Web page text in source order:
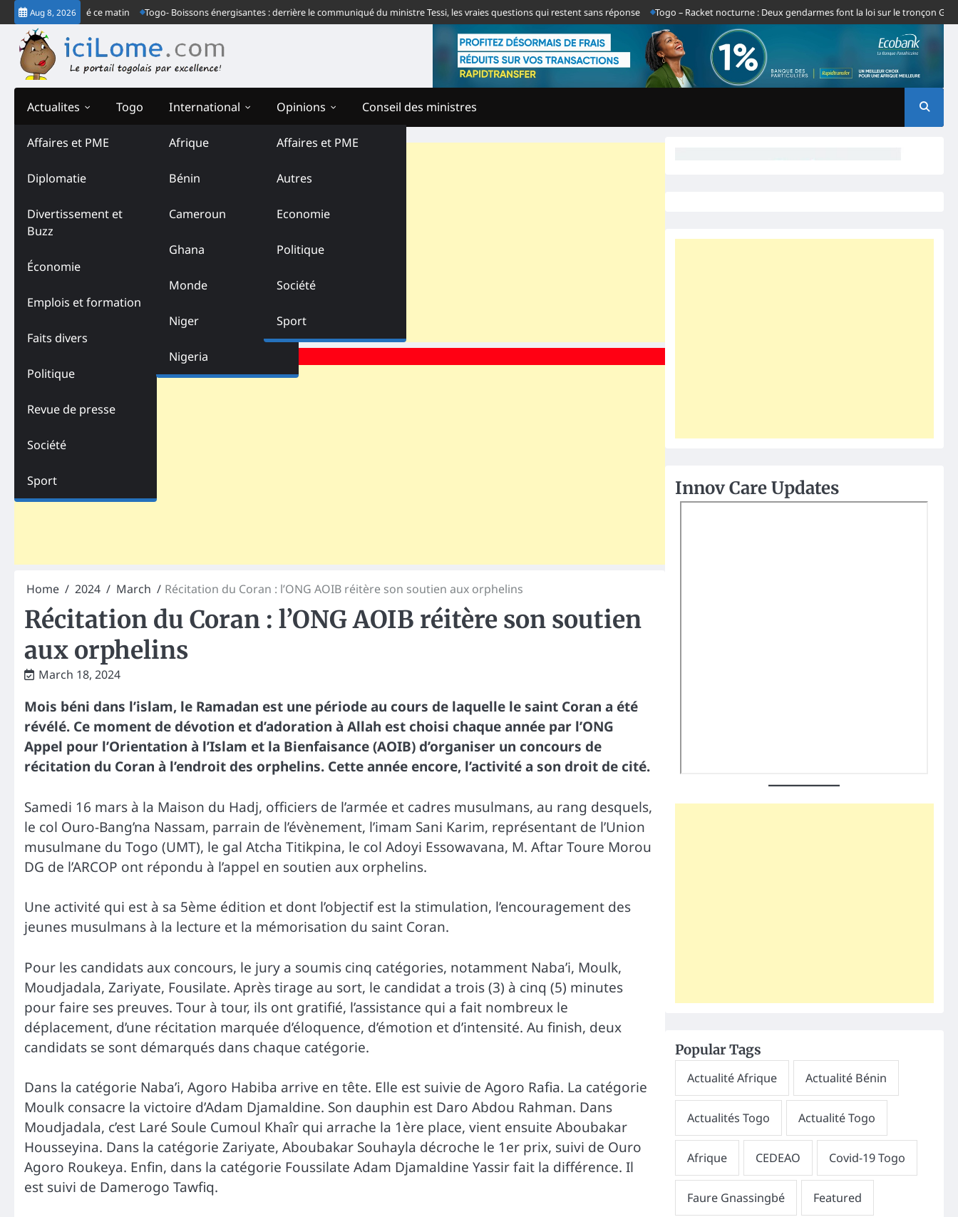
Skip
to
content
Aug 8, 2026
à Lomé ce matin Togo- Boissons énergisantes : derrière le communiqué du ministre Tessi, les vraies questions qui restent sans réponse Togo – Racket nocturne : Deux gendarmes font la loi sur le tronçon Gbatope-
Actualites
Affaires et PME
Diplomatie
Divertissement et
Buzz
Économie
Emplois et formation
Faits divers
Politique
Revue de presse
Société
Sport
Togo International
Afrique
Bénin
Cameroun
Ghana
Monde
Niger
Nigeria
Opinions
Affaires et PME
Autres
Economie
Politique
Société
Sport
Conseil des ministres
Home 2024 March Récitation du Coran : l’ONG AOIB réitère son soutien aux orphelins
Récitation du Coran : l’ONG AOIB réitère son soutien
aux orphelins
March 18, 2024
Mois béni dans l’islam, le Ramadan est une période au cours de laquelle le saint Coran a été
révélé. Ce moment de dévotion et d’adoration à Allah est choisi chaque année par l’ONG
Appel pour l’Orientation à l’Islam et la Bienfaisance (AOIB) d’organiser un concours de
récitation du Coran à l’endroit des orphelins. Cette année encore, l’activité a son droit de cité.
Samedi 16 mars à la Maison du Hadj, officiers de l’armée et cadres musulmans, au rang desquels,
le col Ouro-Bang’na Nassam, parrain de l’évènement, l’imam Sani Karim, représentant de l’Union
musulmane du Togo (UMT), le gal Atcha Titikpina, le col Adoyi Essowavana, M. Aftar Toure Morou
DG de l’ARCOP ont répondu à l’appel en soutien aux orphelins.
Une activité qui est à sa 5ème édition et dont l’objectif est la stimulation, l’encouragement des
jeunes musulmans à la lecture et la mémorisation du saint Coran.
Pour les candidats aux concours, le jury a soumis cinq catégories, notamment Naba’i, Moulk,
Moudjadala, Zariyate, Fousilate. Après tirage au sort, le candidat a trois (3) à cinq (5) minutes
pour faire ses preuves. Tour à tour, ils ont gratifié, l’assistance qui a fait nombreux le
déplacement, d’une récitation marquée d’éloquence, d’émotion et d’intensité. Au finish, deux
candidats se sont démarqués dans chaque catégorie.
Dans la catégorie Naba’i, Agoro Habiba arrive en tête. Elle est suivie de Agoro Rafia. La catégorie
Moulk consacre la victoire d’Adam Djamaldine. Son dauphin est Daro Abdou Rahman. Dans
Moudjadala, c’est Laré Soule Cumoul Khaîr qui arrache la 1ère place, vient ensuite Aboubakar
Housseyina. Dans la catégorie Zariyate, Aboubakar Souhayla décroche le 1er prix, suivi de Ouro
Agoro Roukeya. Enfin, dans la catégorie Foussilate Adam Djamaldine Yassir fait la différence. Il
est suivi de Damerogo Tawfiq.
Innov Care Updates
Popular Tags